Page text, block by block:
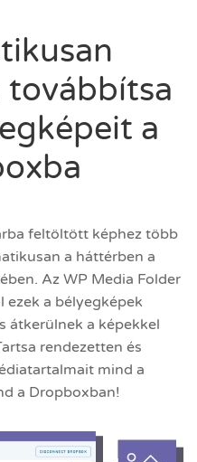
továbbítsa
a
feltöltött képhez több
a háttérben a
Az WP Media Folder
ezek a bélyegképek
átkerülnek a képekkel
rendezetten és
mind a
a Dropboxban!